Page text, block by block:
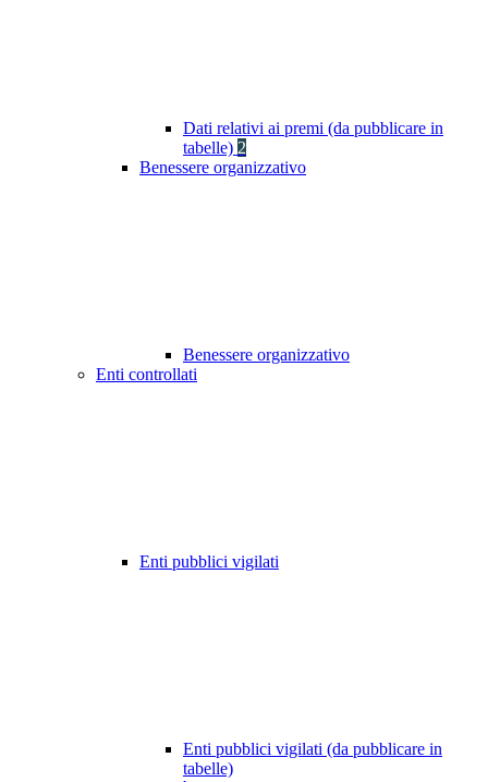
Dati relativi ai premi (da pubblicare in
tabelle) 2
Benessere organizzativo
Benessere organizzativo
Enti controllati
Enti pubblici vigilati
Enti pubblici vigilati (da pubblicare in
tabelle)